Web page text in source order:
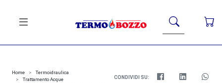
Home
Termoidraulica
Trattamento Acque
CONDIVIDI SU: